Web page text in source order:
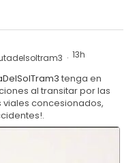
· 13h
tenga en
al transitar por las
concesionados,